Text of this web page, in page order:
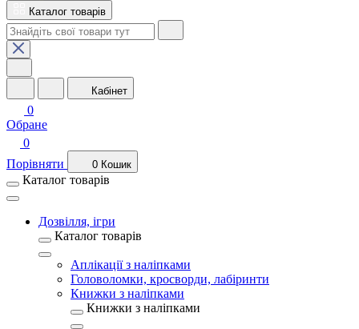
Каталог товарів
Кабінет
0
Обране
0
Порівняти
0 Кошик
Каталог товарів
Дозвілля, ігри
Каталог товарів
Аплікації з наліпками
Головоломки, кросворди, лабіринти
Книжки з наліпками
Книжки з наліпками